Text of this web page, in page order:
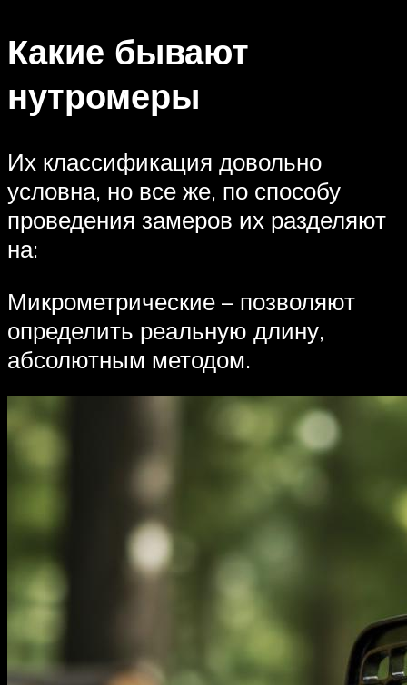
Какие бывают
нутромеры
Их классификация довольно
условна, но все же, по способу
проведения замеров их разделяют
на:
Микрометрические – позволяют
определить реальную длину,
абсолютным методом.